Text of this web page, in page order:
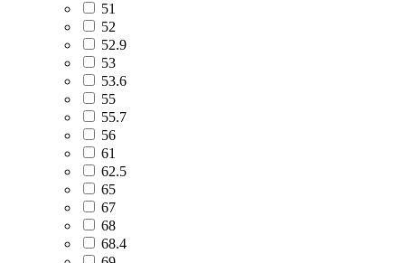
51
52
52.9
53
53.6
55
55.7
56
61
62.5
65
67
68
68.4